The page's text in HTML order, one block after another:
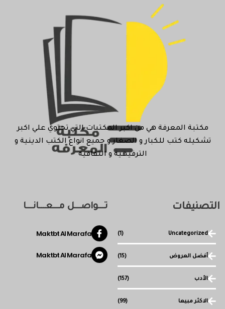
مكتبة المعرفة هي من اكبر المكتبات التي تحتوي علي اكبر
تشكيله كتب للكبار و الصغار و جميع انواع الكتب الدينية و
الترفيهية و الثقافية
التصنيفات
Uncategorized
(1)
أفضل العروض (15)
الأدب (157)
الاكثر مبيعا (99)
تـــواصـــل مـــعـــانـــا
Maktbt Al Marafa
Maktbt Al Marafa